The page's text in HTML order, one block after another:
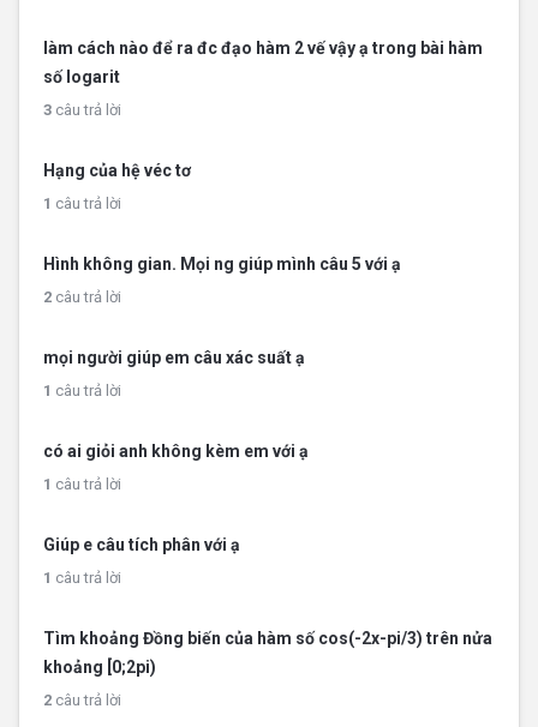
làm cách nào để ra đc đạo hàm 2 vế vậy ạ trong bài hàm
số logarit
3 câu trả lời
Hạng của hệ véc tơ
1 câu trả lời
Hình không gian. Mọi ng giúp mình câu 5 với ạ
2 câu trả lời
mọi người giúp em câu xác suất ạ
1 câu trả lời
có ai giỏi anh không kèm em với ạ
1 câu trả lời
Giúp e câu tích phân với ạ
1 câu trả lời
Tìm khoảng Đồng biến của hàm số cos(-2x-pi/3) trên nửa
khoảng [0;2pi)
2 câu trả lời